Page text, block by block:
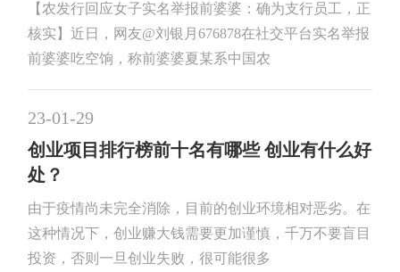
【农发行回应女子实名举报前婆婆：确为支行员工，正
核实】近日，网友@刘银月676878在社交平台实名举报
前婆婆吃空饷，称前婆婆夏某系中国农
23-01-29
创业项目排行榜前十名有哪些 创业有什么好
处？
由于疫情尚未完全消除，目前的创业环境相对恶劣。在
这种情况下，创业赚大钱需要更加谨慎，千万不要盲目
投资，否则一旦创业失败，很可能很多